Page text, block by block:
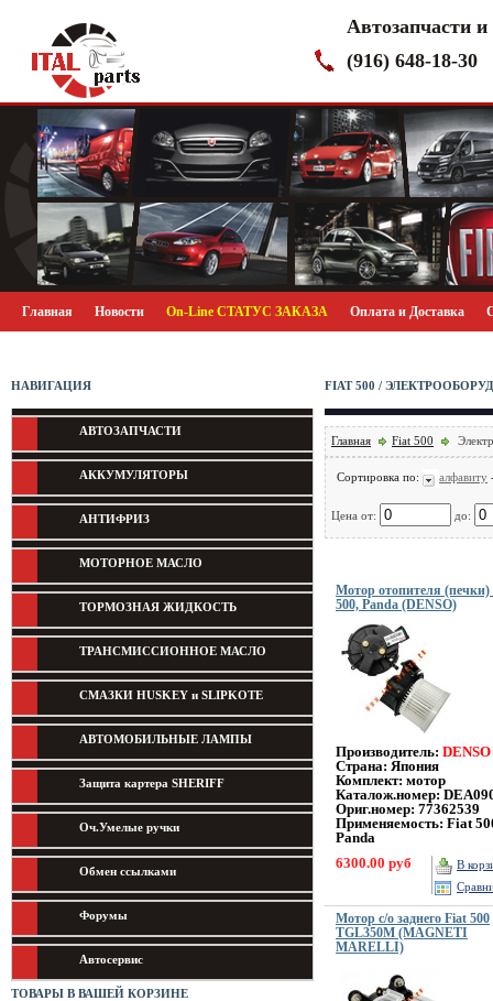
Автозапчасти
(916) 648-18-30
Главная Новости On-Line СТАТУС ЗАКАЗА Оплата и Доставка
НАВИГАЦИЯ
АВТОЗАПЧАСТИ
АККУМУЛЯТОРЫ
АНТИФРИЗ
МОТОРНОЕ МАСЛО
ТОРМОЗНАЯ ЖИДКОСТЬ
ТРАНСМИССИОННОЕ МАСЛО
СМАЗКИ HUSKEY и SLIPKOTE
АВТОМОБИЛЬНЫЕ ЛАМПЫ
Защита картера SHERIFF
Оч.Умелые ручки
Обмен ссылками
Форумы
Автосервис
ТОВАРЫ В ВАШЕЙ КОРЗИНЕ
FIAT 500 /
Главная Fiat 500
Сортировка по: алфавиту
Цена от: до:
Мотор отопителя (печки)
500, Panda (DENSO)
Производитель: DENSO
Страна: Япония
Комплект: мотор
Каталож.номер:
Ориг.номер: 77362539
Применяемость: Fiat
Panda
6300.00 руб
В
Мотор с/о заднего Fiat 500
TGL350M (MAGNETI
MARELLI)